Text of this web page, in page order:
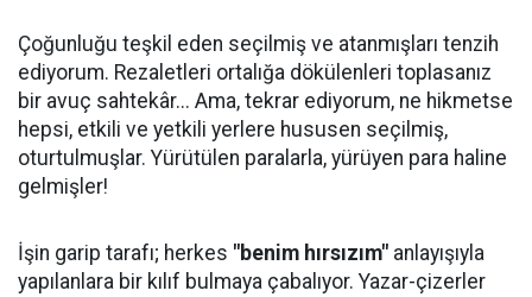
Çoğunluğu teşkil eden seçilmiş ve atanmışları tenzih
ediyorum. Rezaletleri ortalığa dökülenleri toplasanız
bir avuç sahtekâr... Ama, tekrar ediyorum, ne hikmetse
hepsi, etkili ve yetkili yerlere hususen seçilmiş,
oturtulmuşlar. Yürütülen paralarla, yürüyen para haline
gelmişler!
İşin garip tarafı; herkes "benim hırsızım" anlayışıyla
yapılanlara bir kılıf bulmaya çabalıyor. Yazar-çizerler